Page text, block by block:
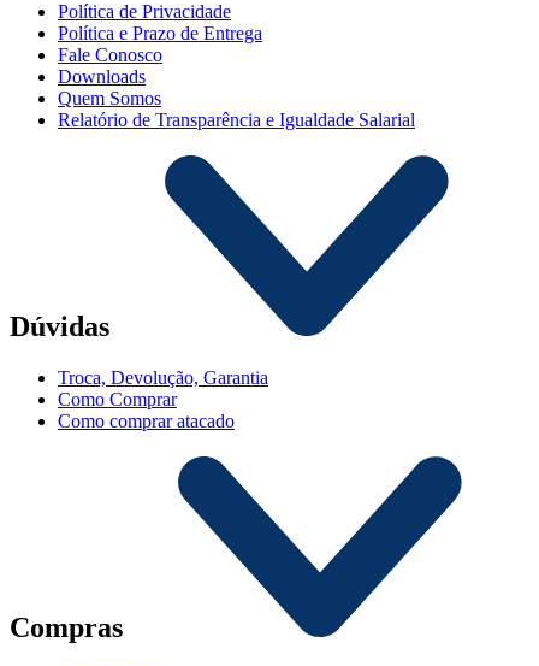
Política de Privacidade
Política e Prazo de Entrega
Fale Conosco
Downloads
Quem Somos
Relatório de Transparência e Igualdade Salarial
Dúvidas
Troca, Devolução, Garantia
Como Comprar
Como comprar atacado
Compras